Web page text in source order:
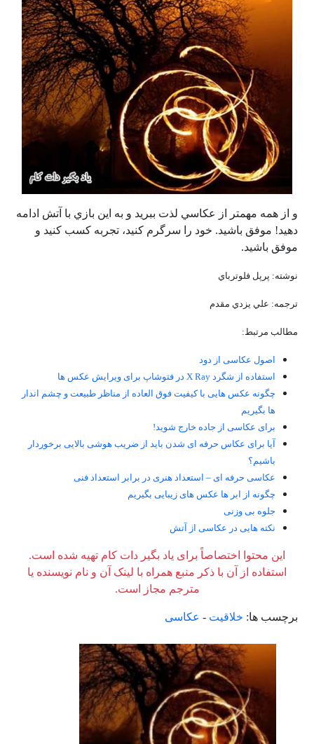
و از همه مهمتر از عكاسي لذت ببريد و به اين بازي با آتش ادامه
دهيد! موفق باشيد. خود را سرگرم كنيد، تجربه كسب كنيد و
موفق باشيد.
نوشته: پرپل فلوترباي
ترجمه: علي يزدي مقدم
مطالب مرتبط:
اصول عکاسی از دود
استفاده از شگرد X Ray در فتوشاپ برای ویرایش عکس ها
چگونه عکس هایی با کیفیت فوق العاده از مناظر طبیعت و چشم اندار
ها بگیریم
برای عکاسی از جاده خارج شوید!
آیا برای عکاس حرفه ای شدن باید از ضریب هوشی بالایی برخوردار
باشیم؟
عکاسی حرفه ای – استعداد هنری در برابر استعداد فنی
چگونه از ابر ها عکس های زیبایی بگیریم
جلوه بی وزنی
نکته هایی در عکاسی از آتش
این محتوا اختصاصاً برای یاد بگیر دات کام تهیه شده است.
استفاده از آن با ذکر منبع همراه با لینک آن و نام نویسنده یا
مترجم مجاز است.
برچسب ها: خلاقیت - عکاسی